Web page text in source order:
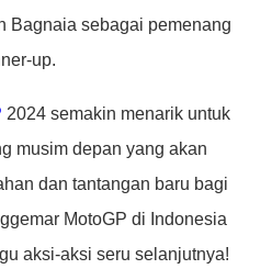
Bagnaia sebagai pemenang
up.
2024 semakin menarik untuk
musim depan yang akan
dan tantangan baru bagi
MotoGP di Indonesia
aksi-aksi seru selanjutnya!